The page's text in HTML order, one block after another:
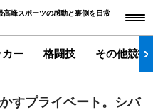
峰スポーツの感動と裏側を日常
ー 格闘技 その他競技
すプライベート。シバ